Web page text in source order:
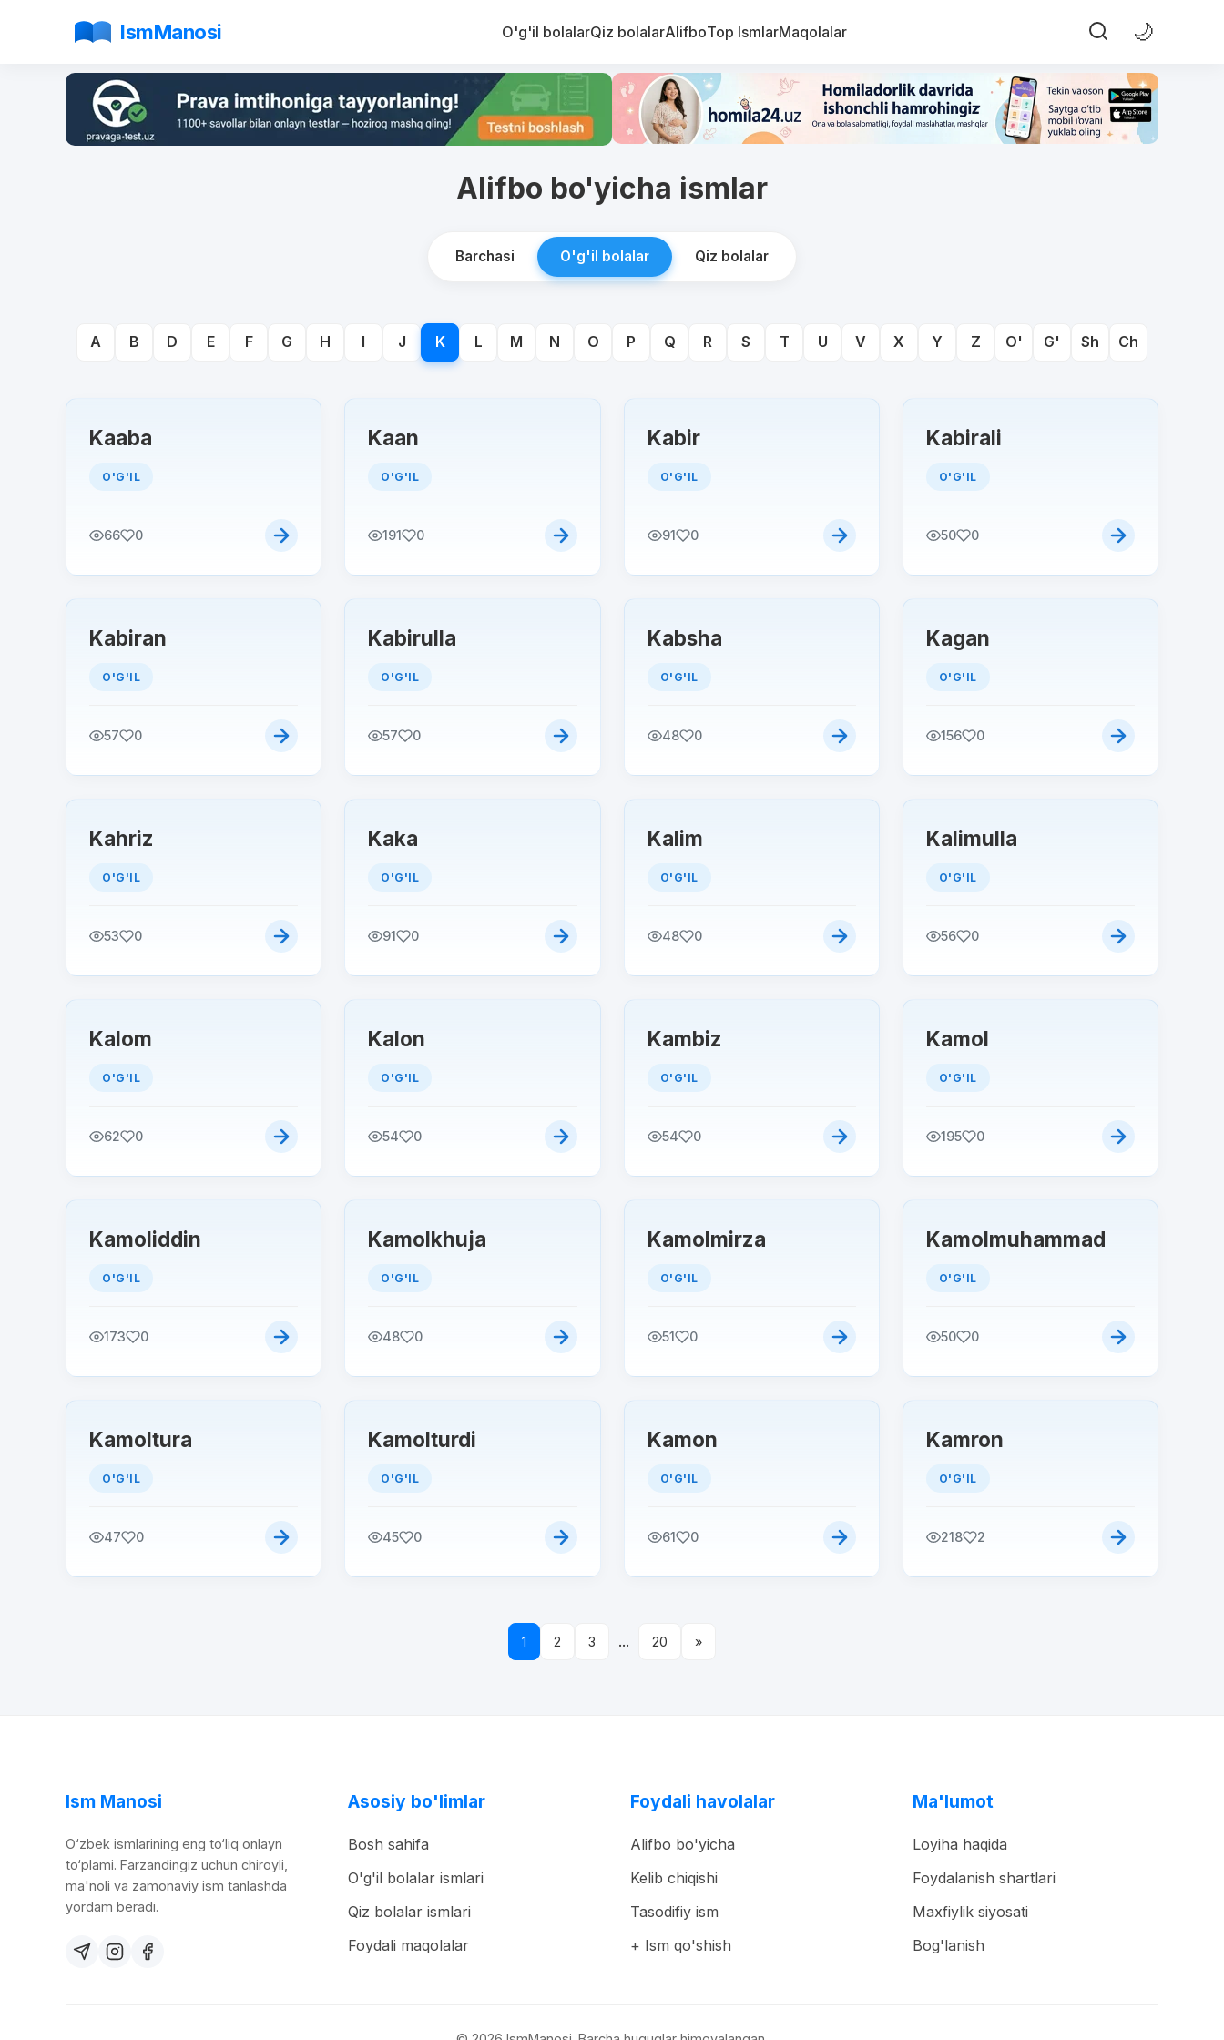
IsmManosi O'g'il bolalarQiz bolalarAlifboTop IsmlarMaqolalar 🌙
Alifbo bo'yicha ismlar
Barchasi O'g'il bolalar Qiz bolalar
A B D E F G H I J K L M N O P Q R S T U V X Y Z O' G' Sh Ch
Kaaba
O'G'IL
66 0
Kaan
O'G'IL
191 0
Kabir
O'G'IL
91 0
Kabirali
O'G'IL
50 0
Kabiran
O'G'IL
57 0
Kabirulla
O'G'IL
57 0
Kabsha
O'G'IL
48 0
Kagan
O'G'IL
156 0
Kahriz
O'G'IL
53 0
Kaka
O'G'IL
91 0
Kalim
O'G'IL
48 0
Kalimulla
O'G'IL
56 0
Kalom
O'G'IL
62 0
Kalon
O'G'IL
54 0
Kambiz
O'G'IL
54 0
Kamol
O'G'IL
195 0
Kamoliddin
O'G'IL
173 0
Kamolkhuja
O'G'IL
48 0
Kamolmirza
O'G'IL
51 0
Kamolmuhammad
O'G'IL
50 0
Kamoltura
O'G'IL
47 0
Kamolturdi
O'G'IL
45 0
Kamon
O'G'IL
61 0
Kamron
O'G'IL
218 2
1 2 3 ... 20 »
Ism Manosi
O‘zbek ismlarining eng to‘liq onlayn
to‘plami. Farzandingiz uchun chiroyli,
ma'noli va zamonaviy ism tanlashda
yordam beradi.
Asosiy bo'limlar
Bosh sahifa
O'g'il bolalar ismlari
Qiz bolalar ismlari
Foydali maqolalar
Foydali havolalar
Alifbo bo'yicha
Kelib chiqishi
Tasodifiy ism
+ Ism qo'shish
Ma'lumot
Loyiha haqida
Foydalanish shartlari
Maxfiylik siyosati
Bog'lanish